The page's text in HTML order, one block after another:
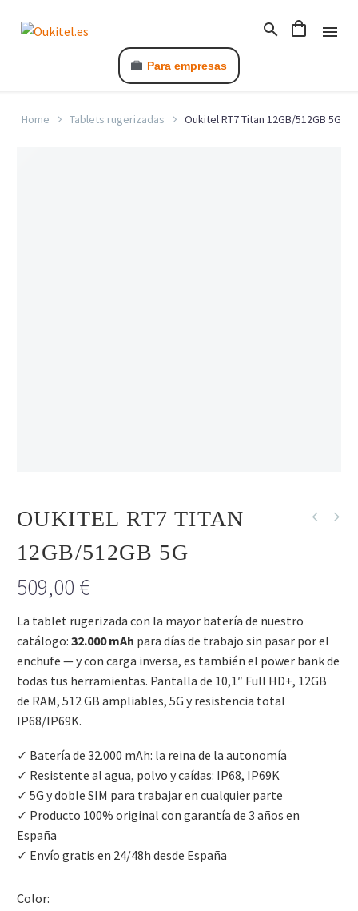
Para empresas
Home Tablets rugerizadas Oukitel RT7 Titan 12GB/512GB 5G
OUKITEL RT7 TITAN
12GB/512GB 5G
509,00 €
La tablet rugerizada con la mayor batería de nuestro
catálogo: 32.000 mAh para días de trabajo sin pasar por el
enchufe — y con carga inversa, es también el power bank de
todas tus herramientas. Pantalla de 10,1″ Full HD+, 12GB
de RAM, 512 GB ampliables, 5G y resistencia total
IP68/IP69K.
✓ Batería de 32.000 mAh: la reina de la autonomía
✓ Resistente al agua, polvo y caídas: IP68, IP69K
✓ 5G y doble SIM para trabajar en cualquier parte
✓ Producto 100% original con garantía de 3 años en
España
✓ Envío gratis en 24/48h desde España
Color